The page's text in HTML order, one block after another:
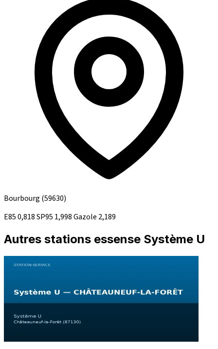
Bourbourg (59630)
E850,818SP95 1,998Gazole 2,189
Autres stations essense Système U